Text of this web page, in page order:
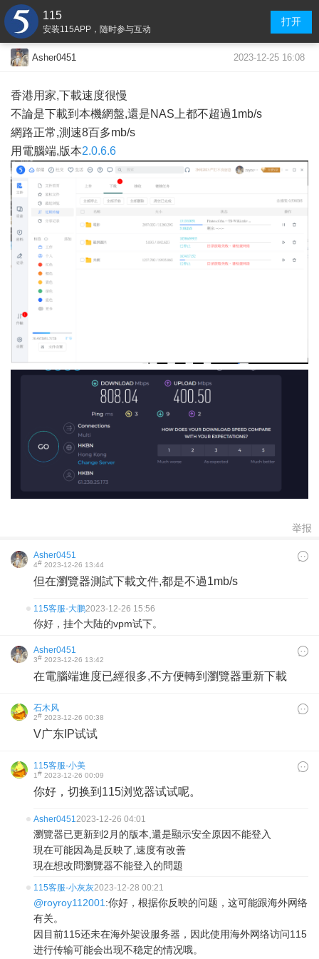
115
安装115APP，随时参与互动
打开
Asher0451 2023-12-25 16:08
香港用家,下載速度很慢
不論是下載到本機網盤,還是NAS上都不超過1mb/s
網路正常,測速8百多mb/s
用電腦端,版本2.0.6.6
举报
Asher0451
4# 2023-12-26 13:44
但在瀏覽器測試下載文件,都是不過1mb/s
115客服-大鹏2023-12-26 15:56
你好，挂个大陆的vpm试下。
Asher0451
3# 2023-12-26 13:42
在電腦端進度已經很多,不方便轉到瀏覽器重新下載
石木风
2# 2023-12-26 00:38
V广东IP试试
115客服-小美
1# 2023-12-26 00:09
你好，切换到115浏览器试试呢。
Asher04512023-12-26 04:01
瀏覽器已更新到2月的版本,還是顯示安全原因不能登入
現在可能因為是反映了,速度有改善
現在想改問瀏覽器不能登入的問題
115客服-小灰灰2023-12-28 00:21
@royroy112001 :你好，根据你反映的问题，这可能跟海外网络
有关。
因目前115还未在海外架设服务器，因此使用海外网络访问115
进行传输可能会出现不稳定的情况哦。